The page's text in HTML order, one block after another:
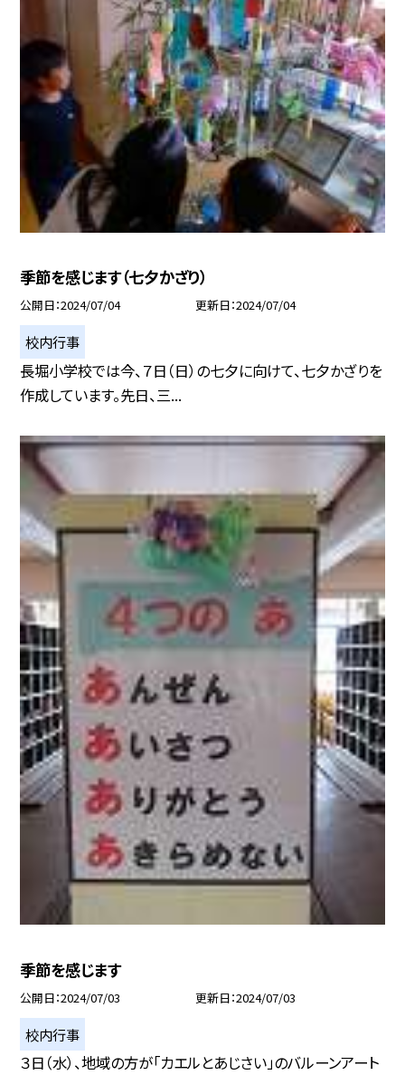
季節を感じます（七夕かざり）
公開日 2024/07/04 更新日 2024/07/04
校内行事
長堀小学校では今、７日（日）の七夕に向けて、七夕かざりを
作成しています。先日、三...
季節を感じます
公開日 2024/07/03 更新日 2024/07/03
校内行事
３日（水）、地域の方が「カエルとあじさい」のバルーンアート